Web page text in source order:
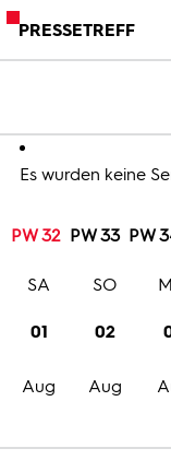
PRESSETREFF
Es wurden keine
PW 32 PW 33 PW
01
Aug
SA
02
Aug
SO